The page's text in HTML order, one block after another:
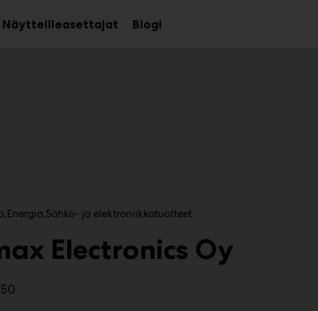
NäytteilleasettajatAvaaBlogi
Energia Sähkö- ja elektroniikkatuotteet
Electronics Oy